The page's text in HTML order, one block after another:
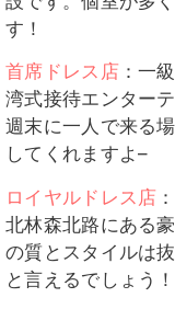
す！
首席ドレス店：一
湾式接待エンター
週末に一人で来る
してくれますよ–
ロイヤルドレス店
北林森北路にある
の質とスタイルは
と言えるでしょう！